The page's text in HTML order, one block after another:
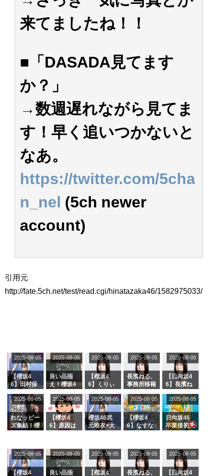
来てましたね！！
■「DASADA見てます
か？」
→数週遅れながら見てま
す！早く追いつかないと
なあ。
https://twitter.com/5cha
n_nel (5ch newer
account)
引用元
http://fate.5ch.net/test/read.cgi/hinatazaka46/1582975033/
【櫻坂4
6】田村保
ージを脱い
でいた理由
2025-08-05
良い品揃
え！櫻坂4
グル『Mak
e or Brea
k』オフィ
シャルグッ
ズ絶賛販売
2025-08-05
【櫻坂4
6】くりぃ
の2人を手
玉に取る大
沼晶保【く
りぃむナン
タラ】
2025-08-05
長濱ねる、
事務所移籍
属を発表
2025-08-05
【日向坂4
6】長濱ね
ら移籍しフ
ラーム所属
に。これで
事務所に所
属している
がこちら
2025-08-05
れなッピー
ズ集結！櫻
理子、8/6
「ラヴィッ
ト！」水曜
スタジオ出
2025-08-05
【櫻坂4
6】原因は
uddiesを
ざわつかせ
る...
2025-08-05
櫻坂46武
元唯衣×大
カップお姉
さんに恐怖
【くりぃむ
ナンタラ】
2025-08-05
【櫻坂4
6】なすな
2曲目っ
て...【ラヴ
ィット 東
京ドーム公
2025-08-05
日向坂46
卒業後初共
師匠オード
リー若林さ
んと再会し
た結果･･･
2025-08-05
【櫻坂4
2025-08-05
良い品揃
2025-08-05
【櫻坂4
2025-08-05
長濱ねる、
2025-08-05
【日向坂4
2025-08-05